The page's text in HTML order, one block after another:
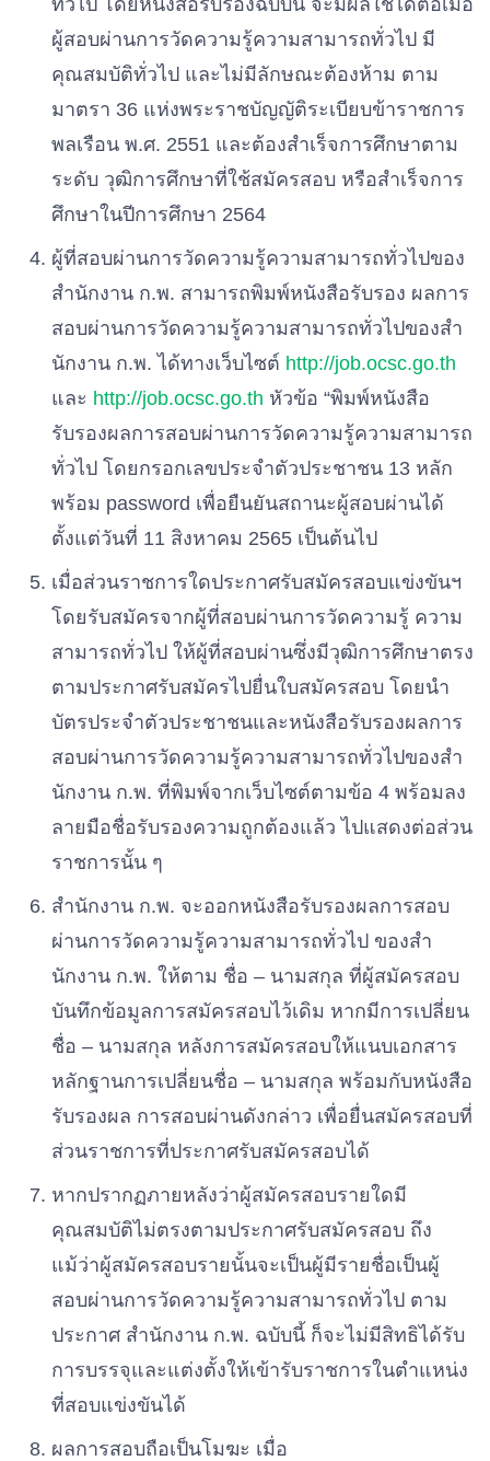
ทั่วไป โดยหนังสือรับรองฉบับนี้ จะมีผลใช้ได้ต่อเมื่อ
ผู้สอบผ่านการวัดความรู้ความสามารถทั่วไป มี
คุณสมบัติทั่วไป และไม่มีลักษณะต้องห้าม ตาม
มาตรา 36 แห่งพระราชบัญญัติระเบียบข้าราชการ
พลเรือน พ.ศ. 2551 และต้องสําเร็จการศึกษาตาม
ระดับ วุฒิการศึกษาที่ใช้สมัครสอบ หรือสําเร็จการ
ศึกษาในปีการศึกษา 2564
ผู้ที่สอบผ่านการวัดความรู้ความสามารถทั่วไปของ
สํานักงาน ก.พ. สามารถพิมพ์หนังสือรับรอง ผลการ
สอบผ่านการวัดความรู้ความสามารถทั่วไปของสํา
นักงาน ก.พ. ได้ทางเว็บไซต์ http://job.ocsc.go.th
และ http://job.ocsc.go.th หัวข้อ “พิมพ์หนังสือ
รับรองผลการสอบผ่านการวัดความรู้ความสามารถ
ทั่วไป โดยกรอกเลขประจําตัวประชาชน 13 หลัก
พร้อม password เพื่อยืนยันสถานะผู้สอบผ่านได้
ตั้งแต่วันที่ 11 สิงหาคม 2565 เป็นต้นไป
เมื่อส่วนราชการใดประกาศรับสมัครสอบแข่งขันฯ
โดยรับสมัครจากผู้ที่สอบผ่านการวัดความรู้ ความ
สามารถทั่วไป ให้ผู้ที่สอบผ่านซึ่งมีวุฒิการศึกษาตรง
ตามประกาศรับสมัครไปยื่นใบสมัครสอบ โดยนํา
บัตรประจําตัวประชาชนและหนังสือรับรองผลการ
สอบผ่านการวัดความรู้ความสามารถทั่วไปของสํา
นักงาน ก.พ. ที่พิมพ์จากเว็บไซต์ตามข้อ 4 พร้อมลง
ลายมือชื่อรับรองความถูกต้องแล้ว ไปแสดงต่อส่วน
ราชการนั้น ๆ
สํานักงาน ก.พ. จะออกหนังสือรับรองผลการสอบ
ผ่านการวัดความรู้ความสามารถทั่วไป ของสํา
นักงาน ก.พ. ให้ตาม ชื่อ – นามสกุล ที่ผู้สมัครสอบ
บันทึกข้อมูลการสมัครสอบไว้เดิม หากมีการเปลี่ยน
ชื่อ – นามสกุล หลังการสมัครสอบให้แนบเอกสาร
หลักฐานการเปลี่ยนชื่อ – นามสกุล พร้อมกับหนังสือ
รับรองผล การสอบผ่านดังกล่าว เพื่อยื่นสมัครสอบที่
ส่วนราชการที่ประกาศรับสมัครสอบได้
หากปรากฏภายหลังว่าผู้สมัครสอบรายใดมี
คุณสมบัติไม่ตรงตามประกาศรับสมัครสอบ ถึง
แม้ว่าผู้สมัครสอบรายนั้นจะเป็นผู้มีรายชื่อเป็นผู้
สอบผ่านการวัดความรู้ความสามารถทั่วไป ตาม
ประกาศ สํานักงาน ก.พ. ฉบับนี้ ก็จะไม่มีสิทธิได้รับ
การบรรจุและแต่งตั้งให้เข้ารับราชการในตําแหน่ง
ที่สอบแข่งขันได้
ผลการสอบถือเป็นโมฆะ เมื่อ